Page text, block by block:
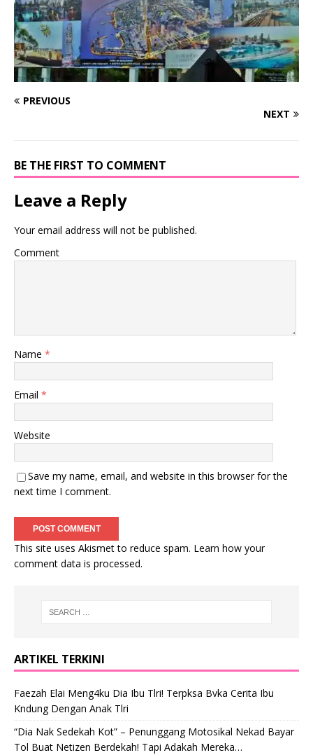
PREVIOUS
NEXT
BE THE FIRST TO COMMENT
Leave a Reply
Your email address will not be published.
Comment
Name *
Email *
Website
Save my name, email, and website in this browser for the
next time I comment.
This site uses Akismet to reduce spam. Learn how your
comment data is processed.
ARTIKEL TERKINI
Faezah Elai Meng4ku Dia Ibu Tlri! Terpksa Bvka Cerita Ibu
Kndung Dengan Anak Tlri
“Dia Nak Sedekah Kot” – Penunggang Motosikal Nekad Bayar
Tol Buat Netizen Berdekah! Tapi Adakah Mereka…